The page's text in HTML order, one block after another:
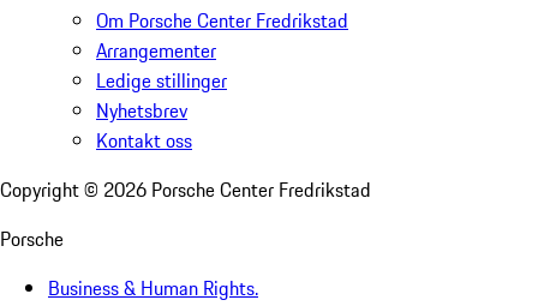
Om Porsche Center Fredrikstad
Arrangementer
Ledige stillinger
Nyhetsbrev
Kontakt oss
Copyright © 2026 Porsche Center Fredrikstad
Porsche
Business & Human Rights.